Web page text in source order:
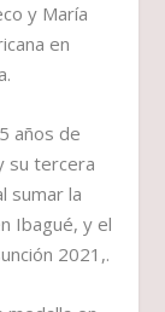
y María
en
años de
su tercera
sumar la
Ibagué, y el
2021,.